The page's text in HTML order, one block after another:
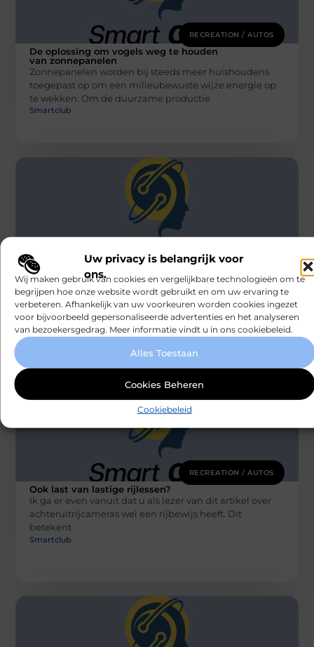
Uw privacy is belangrijk voor
ons.
Wij maken gebruik van cookies en vergelijkbare technologieën om te
begrijpen hoe onze website wordt gebruikt en om uw ervaring te
verbeteren. Afhankelijk van uw voorkeuren worden cookies ingezet
voor bijvoorbeeld gepersonaliseerde advertenties en het analyseren
van bezoekersgedrag. Meer informatie vindt u in ons cookiebeleid.
Alles Toestaan
Cookies Beheren
Cookiebeleid
RECREATION / AUTOS
De oplossing om vogels weg te houden
van zonnepanelen
Zonnepanelen worden bij steeds meer huishoudens
toegepast op om een milieubewuste wijze energie op
te wekken. Om de duurzame productie
Smartclub
RECREATION / AUTOS
De voordelen van het inhuren van een
deejay
Nu het eindelijk weer mag, wordt er (uiteraard) volop
gefeest. Studenten hervatten hun wekelijkse
feestweekenden en verjaardagen worden uitgebreider
gevierd
RECREATION / AUTOS
Ook last van lastige rijlessen?
Ik ga er even vanuit dat u als lezer van dit artikel over
achteruitrijcameras wel een rijbewijs heeft. Dit
betekent
Smartclub